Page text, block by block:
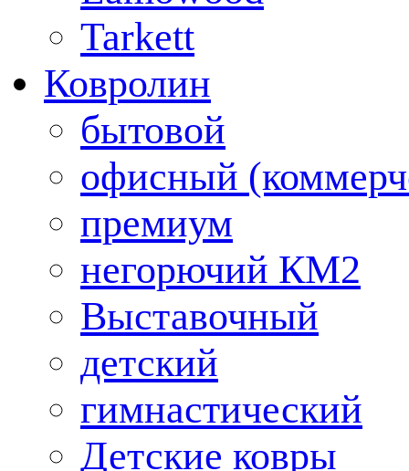
Tarkett
Ковролин
бытовой
офисный
премиум
негорючий КМ2
Выставочный
детский
гимнастический
Детские ковры